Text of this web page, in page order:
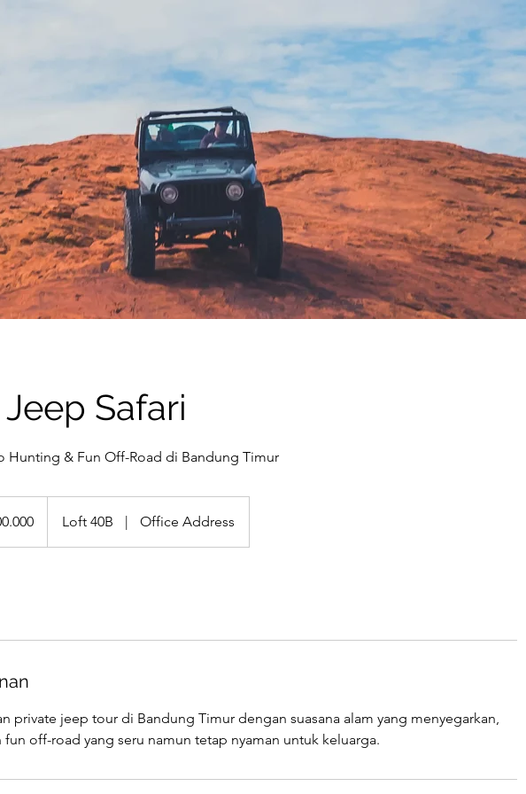
Safari
Hunting & Fun Off-Road di Bandung Timur
Loft 40B | Office Address
private jeep tour di Bandung Timur dengan suasana alam yang menyegarkan,
off-road yang seru namun tetap nyaman untuk keluarga.